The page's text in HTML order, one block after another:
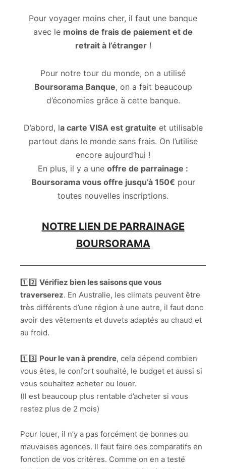
Pour voyager moins cher, il faut une banque
avec le moins de frais de paiement et de
retrait à l’étranger!
Pour notre tour du monde, on a utilisé
Boursorama Banque, on a fait beaucoup
d’économies grâce à cette banque.
D’abord, la carte VISA est gratuite et utilisable
partout dans le monde sans frais. On l’utilise
encore aujourd’hui !
En plus, il y a une offre de parrainage :
Boursorama vous offre jusqu’à 150€ pour
toutes nouvelles inscriptions.
NOTRE LIEN DE PARRAINAGE
BOURSORAMA
1️⃣2️⃣ Vérifiez bien les saisons que vous
traverserez. En Australie, les climats peuvent être
très différents d’une région à une autre, il faut donc
avoir des vêtements et duvets adaptés au chaud et
au froid.
1️⃣3️⃣ Pour le van à prendre, cela dépend combien
vous êtes, le confort souhaité, le budget et aussi si
vous souhaitez acheter ou louer.
(Il est beaucoup plus rentable d’acheter si vous
restez plus de 2 mois)
Pour louer, il n’y a pas forcément de bonnes ou
mauvaises agences. Il faut faire des comparatifs en
fonction de vos critères. Comme on en a testé